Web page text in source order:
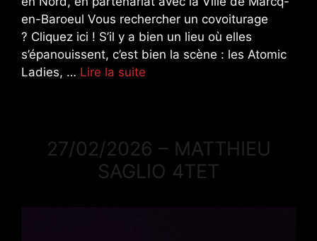
en-Baroeul Vous rechercher un covoiturage
? Cliquez ici ! S’il y a bien un lieu où elles
s’épanouissent, c’est bien la scène : les Atomic
Ladies, … Lire la suite
27/02/2026 – MATTHIEU
SAGLIO 4TET